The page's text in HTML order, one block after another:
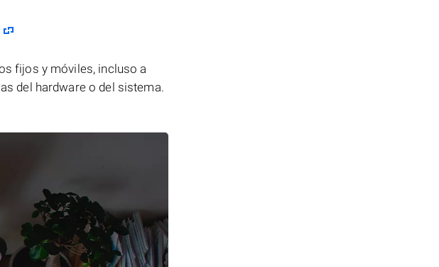
fijos y móviles, incluso a
del hardware o del sistema.